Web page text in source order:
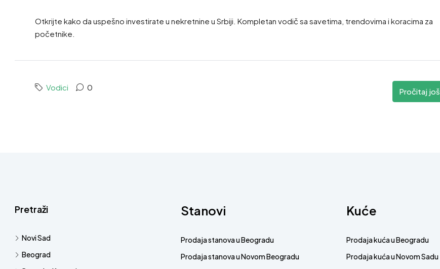
Otkrijte kako da uspešno investirate u nekretnine u Srbiji. Kompletan vodič sa savetima, trendovima i koracima za
početnike.
Vodici 0 Pročitaj još
Pretraži
Novi Sad
Beograd
Stanovi
Prodaja stanova u Beogradu
Prodaja stanova u Novom Beogradu
Kuće
Prodaja kuća u Beogradu
Prodaja kuća u Novom Sadu